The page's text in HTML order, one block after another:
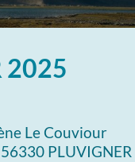
2025
Le Couviour
PLUVIGNER